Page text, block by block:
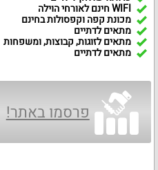
WIFI חינם לאורחי הוילה
מכונת קפה וקפסולות בחינם
מתאים לדתיים
מתאים לזוגות, קבוצות, ומשפחות
מתאים לדתיים
פרסמו באתר!